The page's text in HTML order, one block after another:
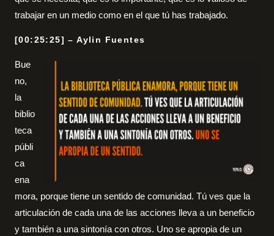
trabajar en un medio como en el que tú has trabajado.
[00:25:25] – Aylin Fuentes
Bue
no,
la
biblio
teca
públi
ca
ena
mora, porque tiene un sentido de comunidad. Tú ves que la
articulación de cada una de las acciones lleva a un beneficio
y también a una sintonía con otros. Uno se apropia de un